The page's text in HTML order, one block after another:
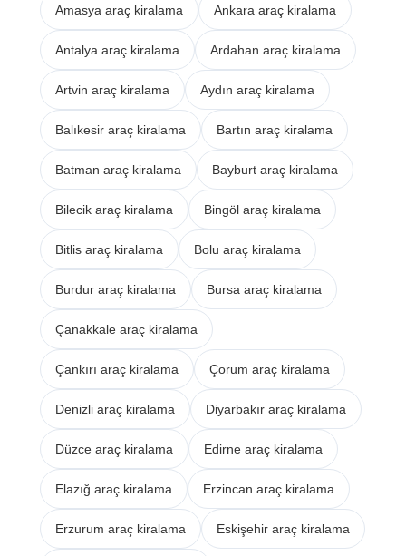
Amasya araç kiralama Ankara araç kiralama
Antalya araç kiralama Ardahan araç kiralama
Artvin araç kiralama Aydın araç kiralama
Balıkesir araç kiralama Bartın araç kiralama
Batman araç kiralama Bayburt araç kiralama
Bilecik araç kiralama Bingöl araç kiralama
Bitlis araç kiralama Bolu araç kiralama
Burdur araç kiralama Bursa araç kiralama
Çanakkale araç kiralama
Çankırı araç kiralama Çorum araç kiralama
Denizli araç kiralama Diyarbakır araç kiralama
Düzce araç kiralama Edirne araç kiralama
Elazığ araç kiralama Erzincan araç kiralama
Erzurum araç kiralama Eskişehir araç kiralama